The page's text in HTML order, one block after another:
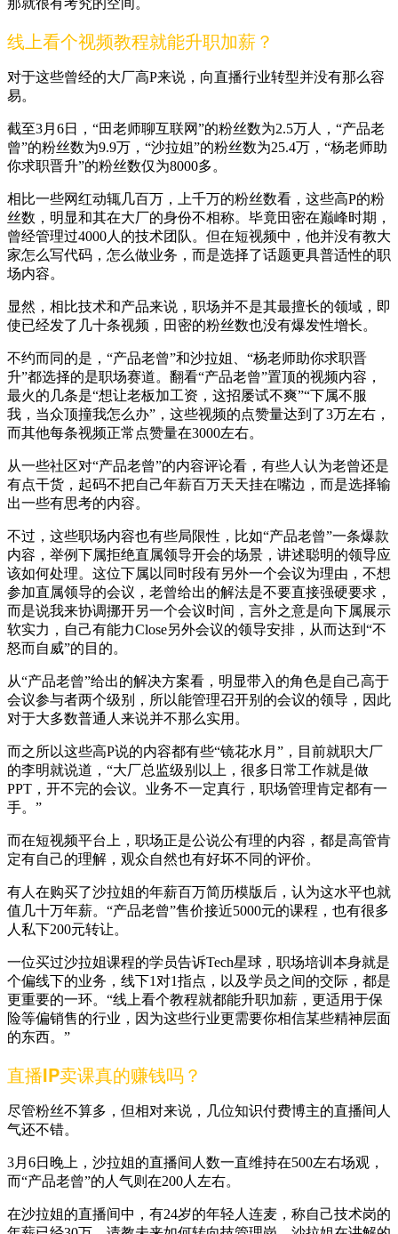
线上看个视频教程就能升职加薪？
对于这些曾经的大厂高P来说，向直播行业转型并没有那么容
易。
截至3月6日，“田老师聊互联网”的粉丝数为2.5万人，“产品老
曾”的粉丝数为9.9万，“沙拉姐”的粉丝数为25.4万，“杨老师助
你求职晋升”的粉丝数仅为8000多。
相比一些网红动辄几百万，上千万的粉丝数看，这些高P的粉
丝数，明显和其在大厂的身份不相称。毕竟田密在巅峰时期，
曾经管理过4000人的技术团队。但在短视频中，他并没有教大
家怎么写代码，怎么做业务，而是选择了话题更具普适性的职
场内容。
显然，相比技术和产品来说，职场并不是其最擅长的领域，即
使已经发了几十条视频，田密的粉丝数也没有爆发性增长。
不约而同的是，“产品老曾”和沙拉姐、“杨老师助你求职晋
升”都选择的是职场赛道。翻看“产品老曾”置顶的视频内容，
最火的几条是“想让老板加工资，这招屡试不爽”“下属不服
我，当众顶撞我怎么办”，这些视频的点赞量达到了3万左右，
而其他每条视频正常点赞量在3000左右。
从一些社区对“产品老曾”的内容评论看，有些人认为老曾还是
有点干货，起码不把自己年薪百万天天挂在嘴边，而是选择输
出一些有思考的内容。
不过，这些职场内容也有些局限性，比如“产品老曾”一条爆款
内容，举例下属拒绝直属领导开会的场景，讲述聪明的领导应
该如何处理。这位下属以同时段有另外一个会议为理由，不想
参加直属领导的会议，老曾给出的解法是不要直接强硬要求，
而是说我来协调挪开另一个会议时间，言外之意是向下属展示
软实力，自己有能力Close另外会议的领导安排，从而达到“不
怒而自威”的目的。
从“产品老曾”给出的解决方案看，明显带入的角色是自己高于
会议参与者两个级别，所以能管理召开别的会议的领导，因此
对于大多数普通人来说并不那么实用。
而之所以这些高P说的内容都有些“镜花水月”，目前就职大厂
的李明就说道，“大厂总监级别以上，很多日常工作就是做
PPT，开不完的会议。业务不一定真行，职场管理肯定都有一
手。”
而在短视频平台上，职场正是公说公有理的内容，都是高管肯
定有自己的理解，观众自然也有好坏不同的评价。
有人在购买了沙拉姐的年薪百万简历模版后，认为这水平也就
值几十万年薪。“产品老曾”售价接近5000元的课程，也有很多
人私下200元转让。
一位买过沙拉姐课程的学员告诉Tech星球，职场培训本身就是
个偏线下的业务，线下1对1指点，以及学员之间的交际，都是
更重要的一环。“线上看个教程就都能升职加薪，更适用于保
险等偏销售的行业，因为这些行业更需要你相信某些精神层面
的东西。”
直播IP卖课真的赚钱吗？
尽管粉丝不算多，但相对来说，几位知识付费博主的直播间人
气还不错。
3月6日晚上，沙拉姐的直播间人数一直维持在500左右场观，
而“产品老曾”的人气则在200人左右。
在沙拉姐的直播间中，有24岁的年轻人连麦，称自己技术岗的